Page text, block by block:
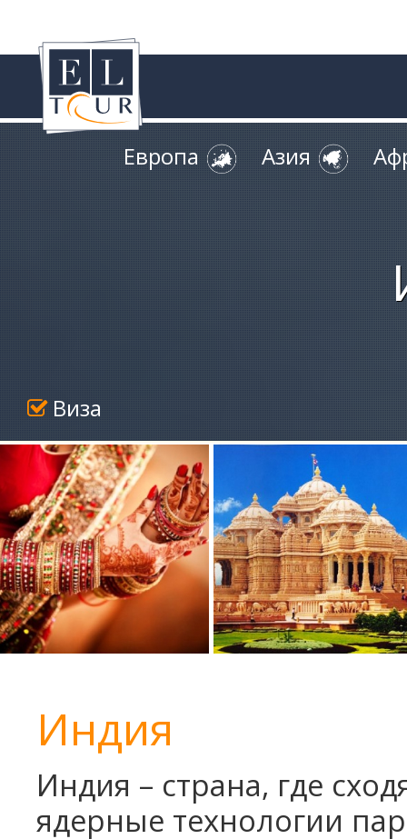
Европа Азия
Виза
Индия
Индия – страна, где
ядерные технологии